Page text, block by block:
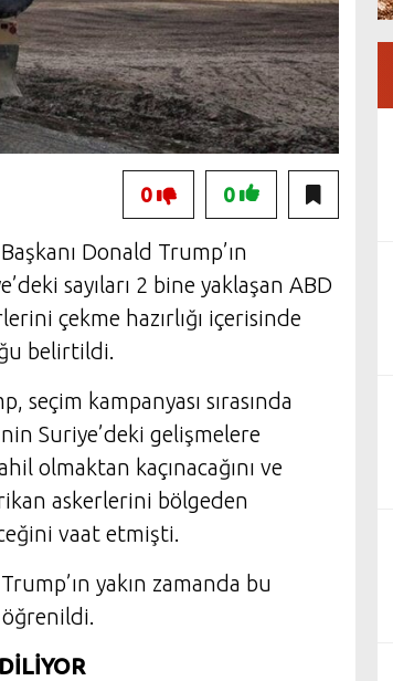
0
0
Donald Trump’ın
sayıları 2 bine yaklaşan ABD
çekme hazırlığı içerisinde
belirtildi.
seçim kampanyası sırasında
Suriye’deki gelişmelere
olmaktan kaçınacağını ve
askerlerini bölgeden
vaat etmişti.
yakın zamanda bu